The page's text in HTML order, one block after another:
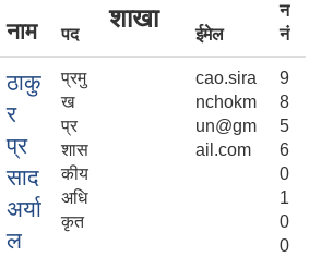
नाम पद
शाखा
ईमेल
न
नं
ठाकु
र
प्र
साद
अर्या
ल
प्रमु
ख
प्र
शास
कीय
अधि
कृत
cao.sira
nchokm
un@gm
ail.com
9
8
5
6
0
1
0
0